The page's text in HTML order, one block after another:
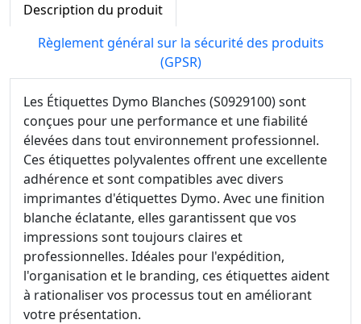
Description du produit
Règlement général sur la sécurité des produits
(GPSR)
Les Étiquettes Dymo Blanches (S0929100) sont
conçues pour une performance et une fiabilité
élevées dans tout environnement professionnel.
Ces étiquettes polyvalentes offrent une excellente
adhérence et sont compatibles avec divers
imprimantes d'étiquettes Dymo. Avec une finition
blanche éclatante, elles garantissent que vos
impressions sont toujours claires et
professionnelles. Idéales pour l'expédition,
l'organisation et le branding, ces étiquettes aident
à rationaliser vos processus tout en améliorant
votre présentation.